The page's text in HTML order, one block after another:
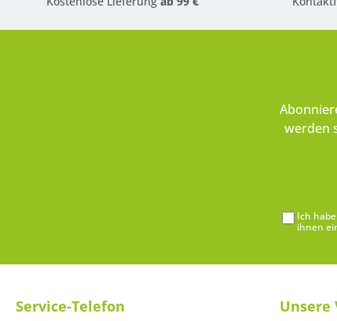
werden
Ich
ihnen
Service-Telefon Unsere